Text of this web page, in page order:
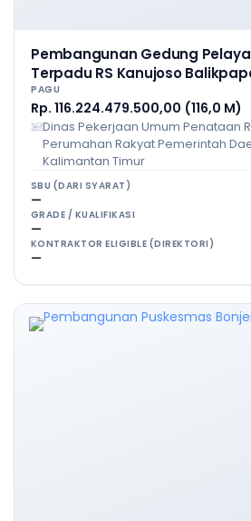
Pembangunan Gedung
Terpadu RS Kanujoso
PAGU
Rp. 116.224.479.500,00 (116,0 M)
Dinas Pekerjaan Umum Penataan
Perumahan Rakyat Pemerintah
Kalimantan Timur
SBU (DARI SYARAT)
—
GRADE / KUALIFIKASI
—
KONTRAKTOR ELIGIBLE (DIREKTORI)
—